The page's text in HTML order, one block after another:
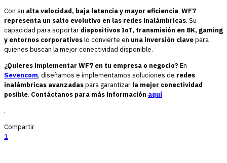
Con su alta velocidad, baja latencia y mayor eficiencia, WF7
representa un salto evolutivo en las redes inalámbricas. Su
capacidad para soportar dispositivos IoT, transmisión en 8K, gaming
y entornos corporativoslo convierte en una inversión clavepara
quienes buscan la mejor conectividad disponible.
¿Quieres implementar WF7 en tu empresa o negocio? En
Sevencom, diseñamos e implementamos soluciones de redes
inalámbricas avanzadaspara garantizar la mejor conectividad
posible. Contáctanos para más información aquí
.
Compartir
1